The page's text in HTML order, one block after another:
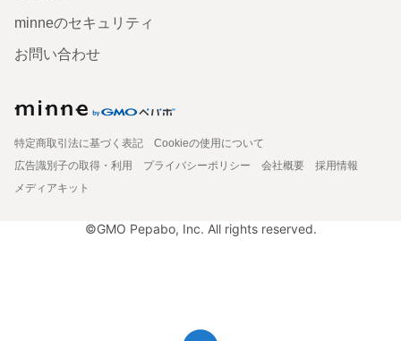
minneのセキュリティ
お問い合わせ
特定商取引法に基づく表記
Cookieの使用について
広告識別子の取得・利用
プライバシーポリシー 会社概要
採用情報
メディアキット
©GMO Pepabo, Inc. All rights reserved.